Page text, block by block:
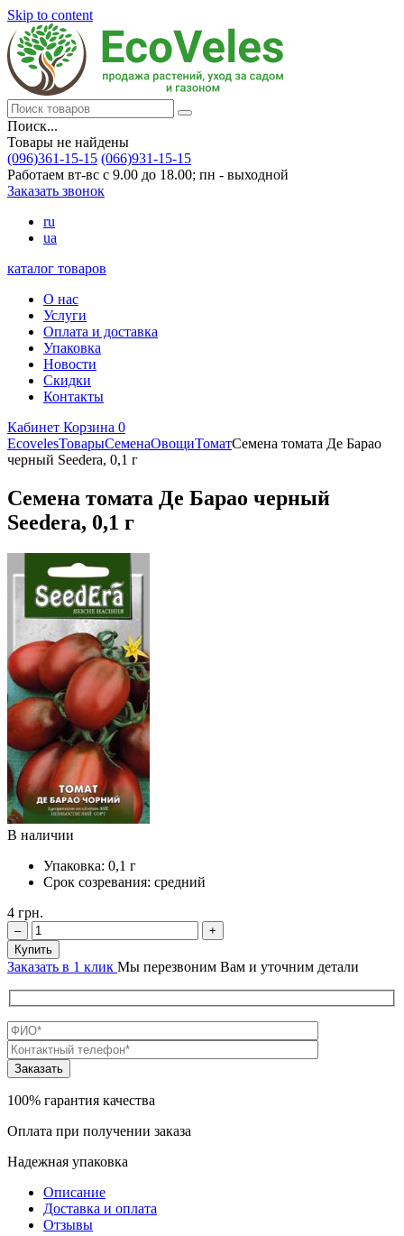
Skip to content
Поиск...
Товары не найдены
(096)361-15-15 (066)931-15-15
Работаем вт-вс с 9.00 до 18.00; пн - выходной
Заказать звонок
ru
ua
каталог товаров
О нас
Услуги
Оплата и доставка
Упаковка
Новости
Скидки
Контакты
Кабинет Корзина 0
EcovelesТоварыСеменаОвощиТоматСемена томата Де Барао
черный Seedera, 0,1 г
Семена томата Де Барао черный
Seedera, 0,1 г
В наличии
Упаковка: 0,1 г
Срок созревания: средний
4 грн.
–
+
Купить
Заказать в 1 клик Мы перезвоним Вам и уточним детали
100% гарантия качества
Оплата при получении заказа
Надежная упаковка
Описание
Доставка и оплата
Отзывы